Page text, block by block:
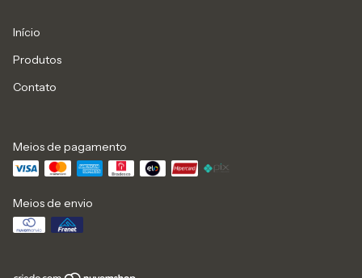
Início
Produtos
Contato
Meios de pagamento
Meios de envio